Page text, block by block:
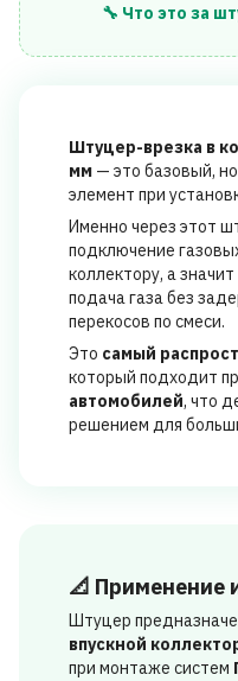
🔧 Что это за
Штуцер-врезка в
мм — это базовый,
элемент при
Именно через этот
подключение
коллектору, а
подача газа без
перекосов по смеси.
Это самый
который подходит
автомобилей, что
решением для
📐 Применение
Штуцер
впускной
при монтаже систем